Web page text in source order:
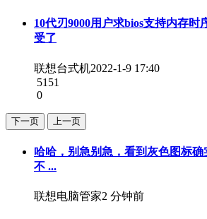
10代刃9000用户求bios支持内存时
受了
联想台式机2022-1-9 17:40
5151
0
下一页 上一页
哈哈，别急别急，看到灰色图标
不 ...
联想电脑管家2 分钟前